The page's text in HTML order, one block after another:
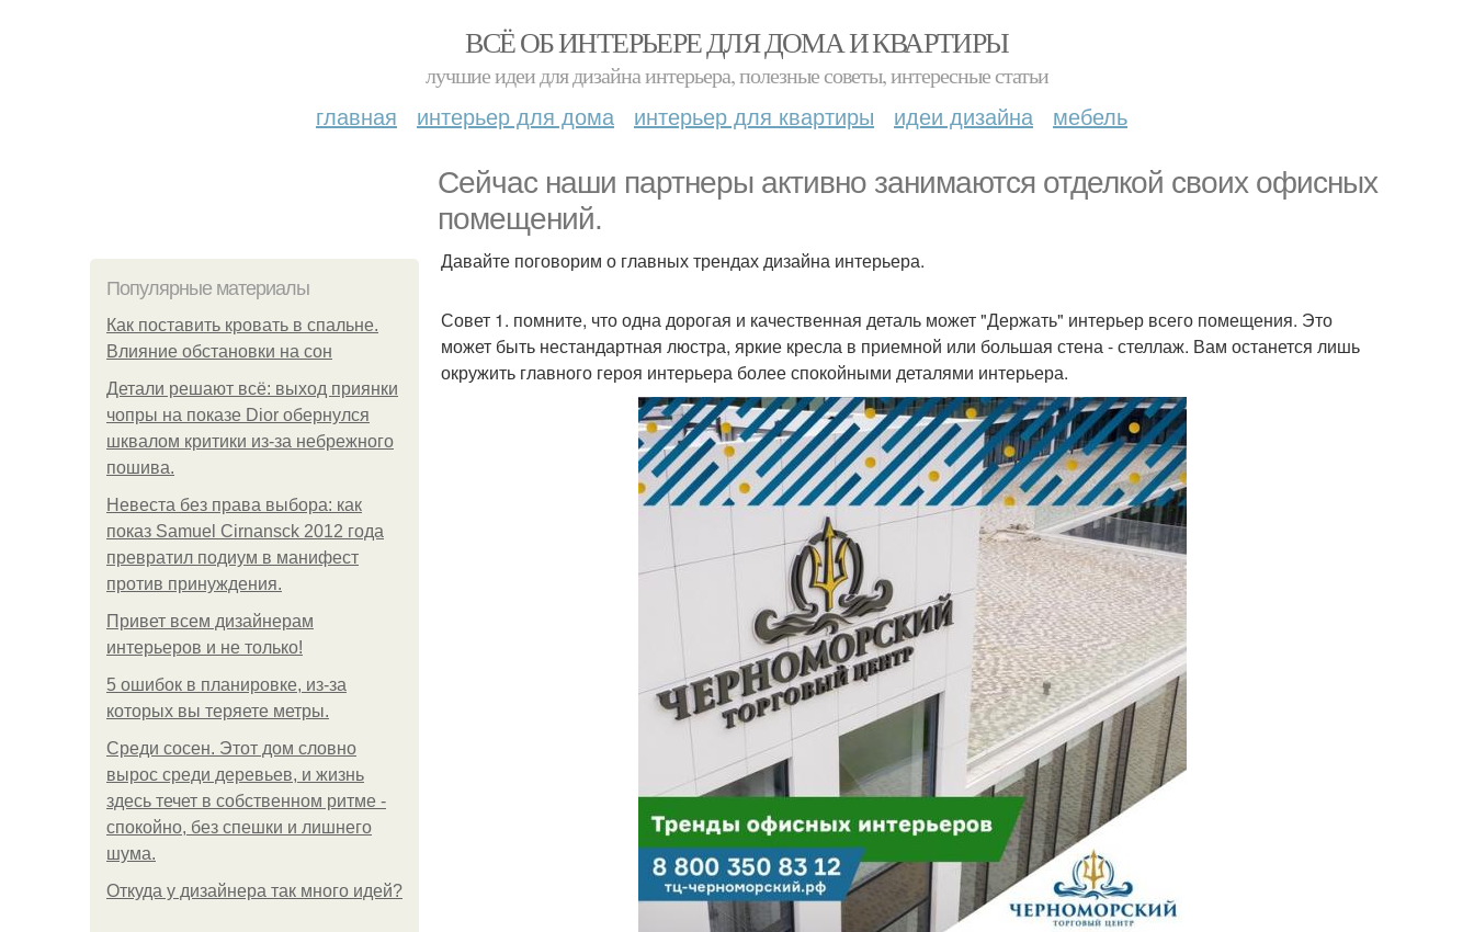
ВСЁ ОБ ИНТЕРЬЕРЕ ДЛЯ ДОМА И КВАРТИРЫ
лучшие идеи для дизайна интерьера, полезные советы, интересные статьи
главная интерьер для дома интерьер для квартиры идеи дизайна мебель
Сейчас наши партнеры активно занимаются отделкой своих офисных
помещений.
Популярные материалы
Как поставить кровать в спальне.
Влияние обстановки на сон
Детали решают всё: выход приянки
чопры на показе Dior обернулся
шквалом критики из-за небрежного
пошива.
Невеста без права выбора: как
показ Samuel Cirnansck 2012 года
превратил подиум в манифест
против принуждения.
Привет всем дизайнерам
интерьеров и не только!
5 ошибок в планировке, из-за
которых вы теряете метры.
Среди сосен. Этот дом словно
вырос среди деревьев, и жизнь
здесь течет в собственном ритме -
спокойно, без спешки и лишнего
шума.
Откуда у дизайнера так много идей?
Давайте поговорим о главных трендах дизайна интерьера.
Совет 1. помните, что одна дорогая и качественная деталь может "Держать" интерьер всего помещения. Это
может быть нестандартная люстра, яркие кресла в приемной или большая стена - стеллаж. Вам останется лишь
окружить главного героя интерьера более спокойными деталями интерьера.